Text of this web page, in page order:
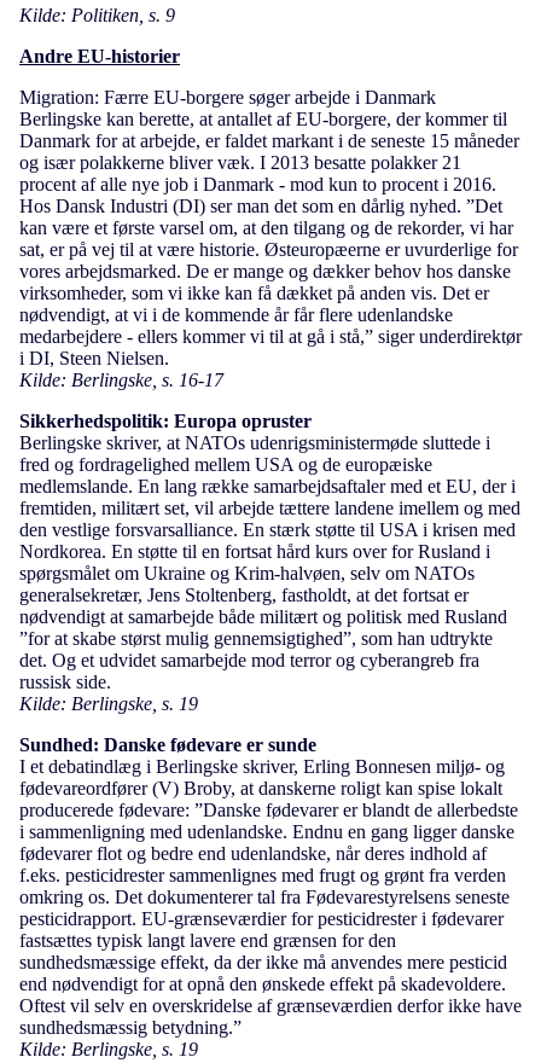
Kilde: Politiken, s. 9
Andre EU-historier
Migration: Færre EU-borgere søger arbejde i Danmark
Berlingske kan berette, at antallet af EU-borgere, der kommer til
Danmark for at arbejde, er faldet markant i de seneste 15 måneder
og især polakkerne bliver væk. I 2013 besatte polakker 21
procent af alle nye job i Danmark - mod kun to procent i 2016.
Hos Dansk Industri (DI) ser man det som en dårlig nyhed. ”Det
kan være et første varsel om, at den tilgang og de rekorder, vi har
sat, er på vej til at være historie. Østeuropæerne er uvurderlige for
vores arbejdsmarked. De er mange og dækker behov hos danske
virksomheder, som vi ikke kan få dækket på anden vis. Det er
nødvendigt, at vi i de kommende år får flere udenlandske
medarbejdere - ellers kommer vi til at gå i stå,” siger underdirektør
i DI, Steen Nielsen.
Kilde: Berlingske, s. 16-17
Sikkerhedspolitik: Europa opruster
Berlingske skriver, at NATOs udenrigsministermøde sluttede i
fred og fordragelighed mellem USA og de europæiske
medlemslande. En lang række samarbejdsaftaler med et EU, der i
fremtiden, militært set, vil arbejde tættere landene imellem og med
den vestlige forsvarsalliance. En stærk støtte til USA i krisen med
Nordkorea. En støtte til en fortsat hård kurs over for Rusland i
spørgsmålet om Ukraine og Krim-halvøen, selv om NATOs
generalsekretær, Jens Stoltenberg, fastholdt, at det fortsat er
nødvendigt at samarbejde både militært og politisk med Rusland
”for at skabe størst mulig gennemsigtighed”, som han udtrykte
det. Og et udvidet samarbejde mod terror og cyberangreb fra
russisk side.
Kilde: Berlingske, s. 19
Sundhed: Danske fødevare er sunde
I et debatindlæg i Berlingske skriver, Erling Bonnesen miljø- og
fødevareordfører (V) Broby, at danskerne roligt kan spise lokalt
producerede fødevare: ”Danske fødevarer er blandt de allerbedste
i sammenligning med udenlandske. Endnu en gang ligger danske
fødevarer flot og bedre end udenlandske, når deres indhold af
f.eks. pesticidrester sammenlignes med frugt og grønt fra verden
omkring os. Det dokumenterer tal fra Fødevarestyrelsens seneste
pesticidrapport. EU-grænseværdier for pesticidrester i fødevarer
fastsættes typisk langt lavere end grænsen for den
sundhedsmæssige effekt, da der ikke må anvendes mere pesticid
end nødvendigt for at opnå den ønskede effekt på skadevoldere.
Oftest vil selv en overskridelse af grænseværdien derfor ikke have
sundhedsmæssig betydning.”
Kilde: Berlingske, s. 19